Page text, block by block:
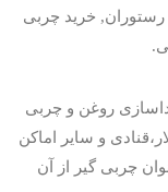
رستوران, خرید چربی
روغن و چربی
و سایر اماکن
چربی گیر از آن